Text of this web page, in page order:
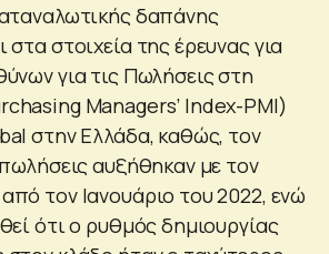
δαπάνης
στα στοιχεία της έρευνας για
για τις Πωλήσεις στη
Managers’ Index-PMI)
στην Ελλάδα, καθώς, τον
αυξήθηκαν με τον
τον Ιανουάριο του 2022, ενώ
ότι ο ρυθμός δημιουργίας